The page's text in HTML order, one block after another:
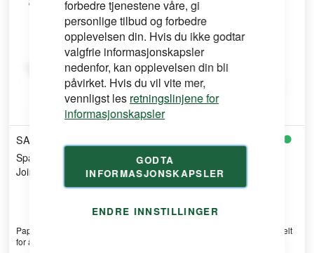
forbedre tjenestene våre, gi
personlige tilbud og forbedre
opplevelsen din. Hvis du ikke godtar
valgfrie informasjonskapsler
nedenfor, kan opplevelsen din bli
påvirket. Hvis du vil vite mer,
vennligst les retningslinjene for
informasjonskapsler
GODTA
INFORMASJONSKAPSLER
ENDRE INNSTILLINGER
SAINT GOBAIN
Sparkelremse Scanspac
Joint Tape 150m 10/80
Papirremse som er laget spesielt
for å gi en sterk ...
Sparkelremse Scanspac
Joint Tape 76m
Papirremse som er laget spesielt